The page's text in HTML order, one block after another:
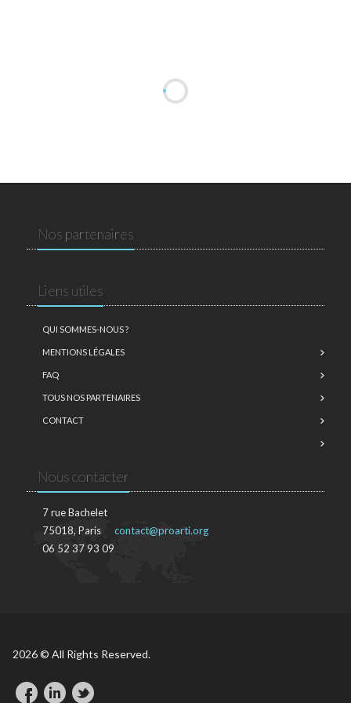
Nos partenaires
Liens utiles
QUI SOMMES-NOUS ?
MENTIONS LÉGALES
FAQ
TOUS NOS PARTENAIRES
CONTACT
Nous contacter
7 rue Bachelet
75018, Paris
06 52 37 93 09
contact@proarti.org
2026 © All Rights Reserved.